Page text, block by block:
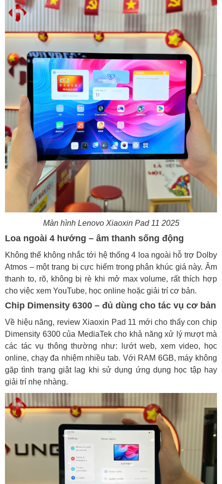
Màn hình Lenovo Xiaoxin Pad 11 2025
Loa ngoài 4 hướng – âm thanh sống động
Không thể không nhắc tới hệ thống 4 loa ngoài hỗ trợ Dolby
Atmos – một trang bị cực hiếm trong phân khúc giá này. Âm
thanh to, rõ, không bị rè khi mở max volume, rất thích hợp
cho việc xem YouTube, học online hoặc giải trí cơ bản.
Chip Dimensity 6300 – đủ dùng cho tác vụ cơ bản
Về hiệu năng, review Xiaoxin Pad 11 mới cho thấy con chip
Dimensity 6300 của MediaTek cho khả năng xử lý mượt mà
các tác vụ thông thường như: lướt web, xem video, học
online, chạy đa nhiệm nhiều tab. Với RAM 6GB, máy không
gặp tình trạng giật lag khi sử dụng ứng dụng học tập hay
giải trí nhẹ nhàng.